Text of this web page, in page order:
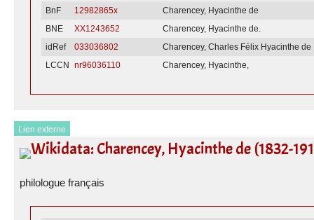
BnF 12982865x
Charencey, Hyacinthe de
BNE
XX1243652
Charencey, Hyacinthe de.
idRef
033036802
Charencey, Charles Félix Hyacinthe de
LCCN
nr96036110 Charencey, Hyacinthe,
Lien externe
Wikidata: Charencey, Hyacinthe de (1832-
philologue français